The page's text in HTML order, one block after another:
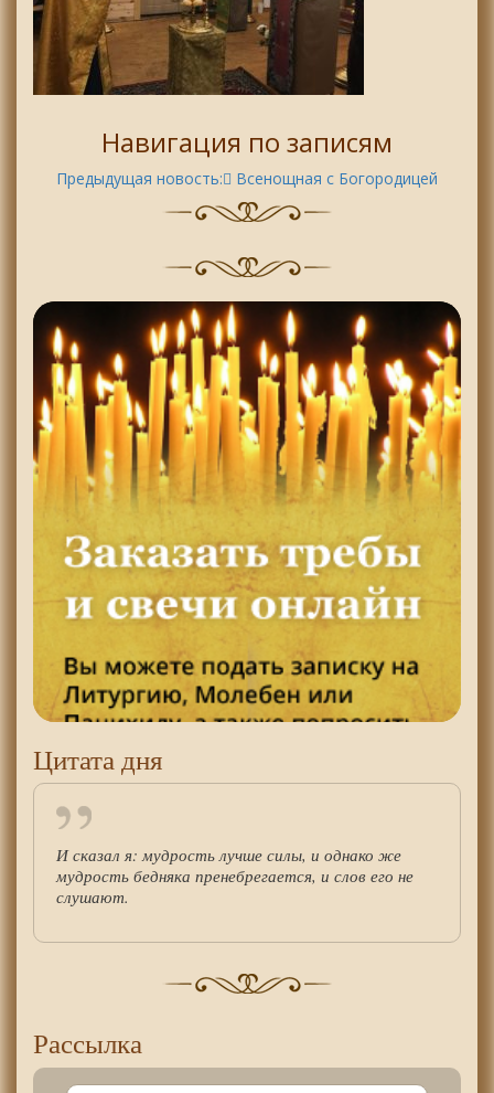
Навигация по записям
Предыдущая новость: ِВсенощная с Богородицей
Цитата дня
И сказал я: мудрость лучше силы, и однако же
мудрость бедняка пренебрегается, и слов его не
слушают.
Рассылка